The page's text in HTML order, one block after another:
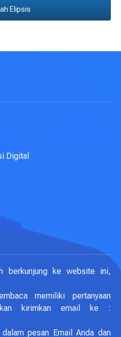
Elipsis
Digital
berkunjung ke website ini,
memiliki pertanyaan
kirimkan email ke :
pesan Email Anda dan